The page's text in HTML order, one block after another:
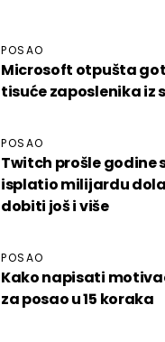
POSAO
Microsoft otpušta
tisuće zaposlenika iz
POSAO
Twitch prošle godine
isplatio milijardu
dobiti još i više
POSAO
Kako napisati
za posao u 15 koraka